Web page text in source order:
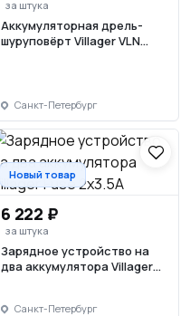
за штука
Аккумуляторная дрель-
шуруповёрт Villager VLN
Санкт-Петербург
Новый товар
6 222 ₽
за штука
Зарядное устройство на
два аккумулятора Villager
Санкт-Петербург